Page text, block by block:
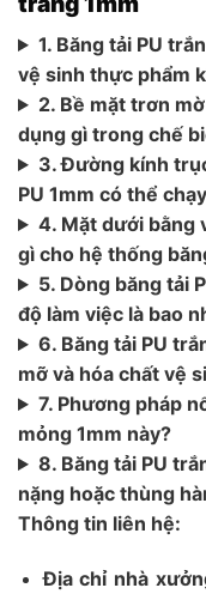
1. Băng tải PU
vệ sinh thực phẩm
2. Bề mặt trơn
dụng gì trong chế
3. Đường kính
PU 1mm có thể
4. Mặt dưới bằng
gì cho hệ thống
5. Dòng băng tải
độ làm việc là bao
6. Băng tải PU
mỡ và hóa chất vệ
7. Phương pháp
mỏng 1mm này?
8. Băng tải PU
nặng hoặc thùng
Thông tin liên hệ:
Địa chỉ nhà